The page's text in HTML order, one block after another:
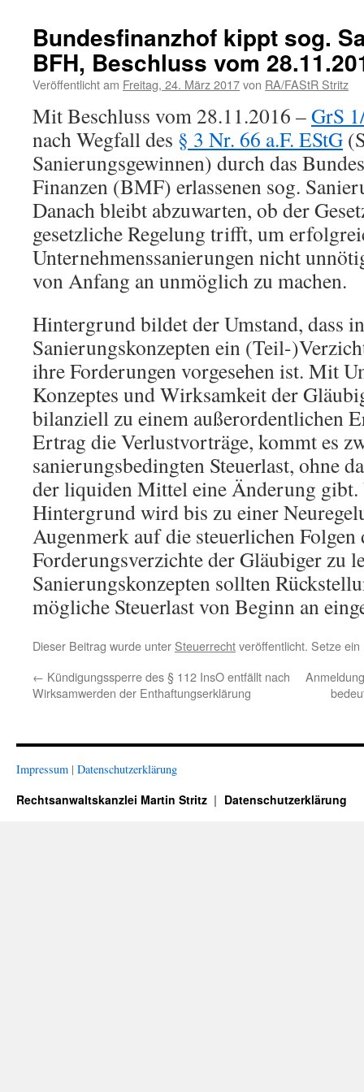
Bundesfinanzhof kippt sog.
BFH, Beschluss vom
Veröffentlicht am Freitag, 24. März 2017von RA/FAStR Stritz
Mit Beschluss vom 28.11.2016 –GrS
nach Wegfall des § 3 Nr. 66 a.F. EStG
Sanierungsgewinnen) durch das
Finanzen (BMF) erlassenen sog.
Danach bleibt abzuwarten, ob der
gesetzliche Regelung trifft, um
Unternehmenssanierungen nicht
von Anfang an unmöglich zu machen.
Hintergrund bildet der Umstand, dass
Sanierungskonzepten ein (Teil-
ihre Forderungen vorgesehen ist. Mit
Konzeptes und Wirksamkeit der
bilanziell zu einem außerordentlichen
Ertrag die Verlustvorträge, kommt es
sanierungsbedingten Steuerlast, ohne
der liquiden Mittel eine Änderung gibt.
Hintergrund wird bis zu einer
Augenmerk auf die steuerlichen Folgen
Forderungsverzichte der Gläubiger zu
Sanierungskonzepten sollten
mögliche Steuerlast von Beginn an
Dieser Beitrag wurde unter Steuerrechtveröffentlicht. Setze
← Kündigungssperre des § 112 InsO entfällt nach
Wirksamwerden der Enthaftungserklärung
Impressum | Datenschutzerklärung
Rechtsanwaltskanzlei Martin Stritz Datenschutzerklärung